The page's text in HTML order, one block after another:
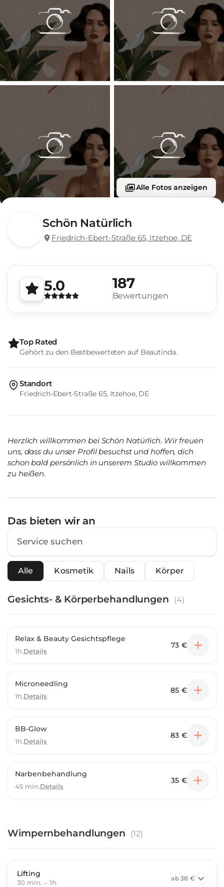
Alle Fotos anzeigen
Schön Natürlich
Friedrich-Ebert-Straße 65, Itzehoe, DE
5.0 187
Bewertungen
Top Rated
Gehört zu den Bestbewerteten auf Beautinda.
Standort
Friedrich-Ebert-Straße 65, Itzehoe, DE
Herzlich willkommen bei Schön Natürlich. Wir freuen
uns, dass du unser Profil besuchst und hoffen, dich
schon bald persönlich in unserem Studio willkommen
zu heißen.
Das bieten wir an
Alle Kosmetik Nails Körper
Gesichts- & Körperbehandlungen (4)
Relax & Beauty Gesichtspflege
1h.Details
73 €
Microneedling
1h.Details
85 €
BB-Glow
1h.Details
83 €
Narbenbehandlung
45 min.Details
35 €
Wimpernbehandlungen (12)
Lifting
30 min. – 1h.
ab38 €